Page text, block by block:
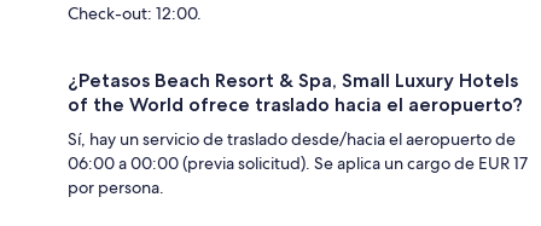
Check-out: 12:00.
¿Petasos Beach Resort & Spa, Small Luxury Hotels
of the World ofrece traslado hacia el aeropuerto?
Sí, hay un servicio de traslado desde/hacia el aeropuerto de
06:00 a 00:00 (previa solicitud). Se aplica un cargo de EUR 17
por persona.